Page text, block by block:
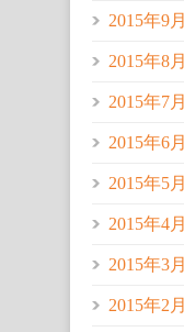
2015年9月
2015年8月
2015年7月
2015年6月
2015年5月
2015年4月
2015年3月
2015年2月